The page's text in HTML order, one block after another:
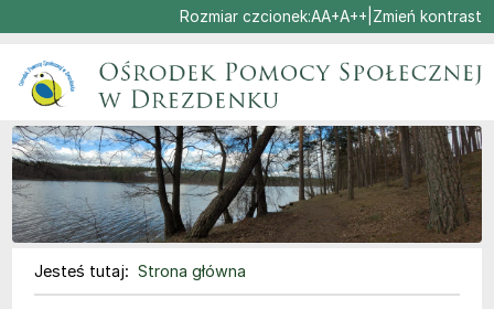
Przejdź do głównej treści Przejdź do wyszukiwarki
Rozmiar czcionek:Ustaw domyślną
AUstaw większą
A+Ustaw największą
A++ Zmień kontrast
Jesteś tutaj: Strona główna